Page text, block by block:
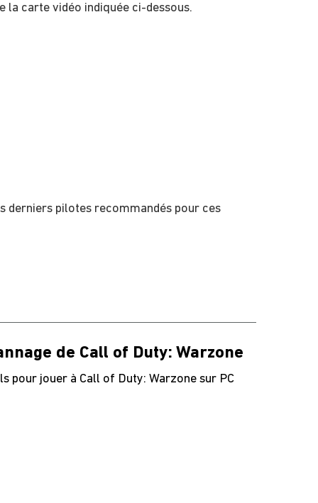
la carte vidéo indiquée ci-dessous.
derniers pilotes recommandés pour ces
de Call of Duty: Warzone
pour jouer à Call of Duty: Warzone sur PC